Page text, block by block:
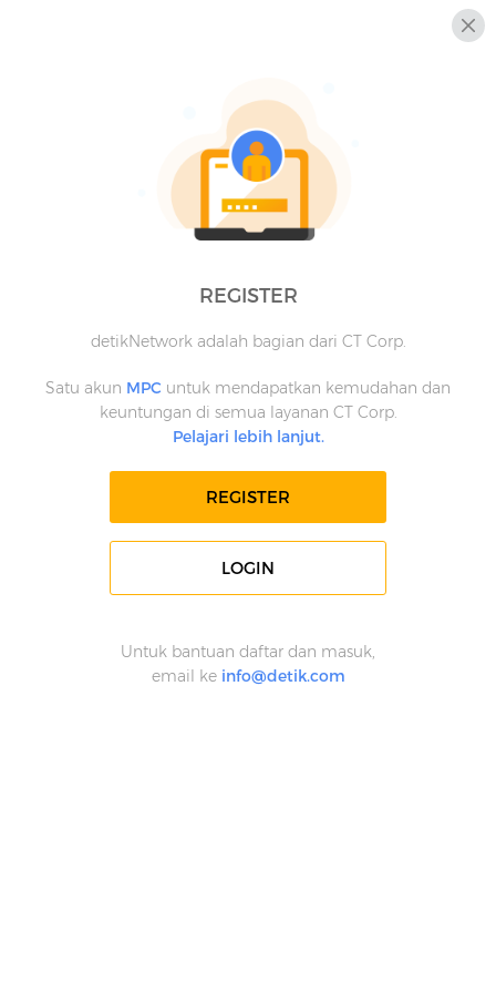
REGISTER
detikNetwork adalah bagian dari CT Corp.
Satu akun MPC untuk mendapatkan kemudahan dan
keuntungan di semua layanan CT Corp.
Pelajari lebih lanjut.
REGISTER
LOGIN
Untuk bantuan daftar dan masuk,
email ke info@detik.com